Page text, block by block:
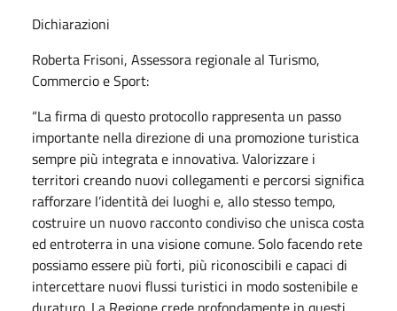
Dichiarazioni
Roberta Frisoni, Assessora regionale al Turismo,
Commercio e Sport:
“La firma di questo protocollo rappresenta un passo
importante nella direzione di una promozione turistica
sempre più integrata e innovativa. Valorizzare i
territori creando nuovi collegamenti e percorsi significa
rafforzare l’identità dei luoghi e, allo stesso tempo,
costruire un nuovo racconto condiviso che unisca costa
ed entroterra in una visione comune. Solo facendo rete
possiamo essere più forti, più riconoscibili e capaci di
intercettare nuovi flussi turistici in modo sostenibile e